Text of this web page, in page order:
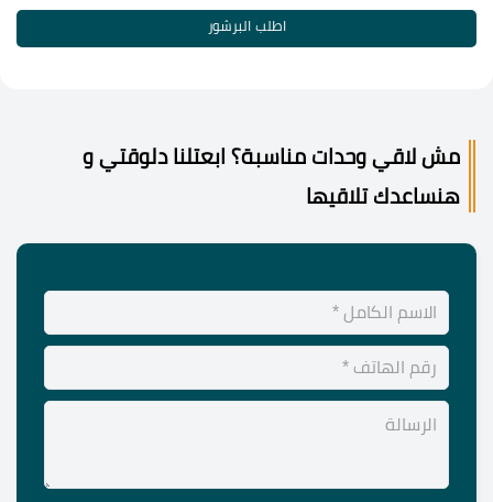
اطلب البرشور
مش لاقي وحدات مناسبة؟ ابعتلنا دلوقتي و
هنساعدك تلاقيها